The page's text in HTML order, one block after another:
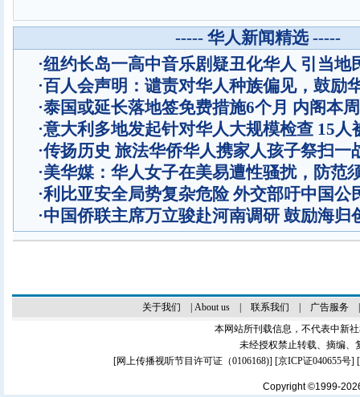
----- 华人新闻精选 -----
·纽约长岛一高中音乐剧疑丑化华人 引当地
·百人会声明：谴责对华人种族偏见，鼓励
·泰国或延长落地签免费措施6个月 内阁本
·意大利多地发起针对华人大规模检查 15人
·传扬历史 旅法华侨华人携家人孩子祭扫一
·美华媒：华人女子在美易遭性骚扰，防范
·利比亚安全局势复杂危险 外交部吁中国公
·中国侨联主席万立骏赴河南调研 鼓励海归
关于我们 About us| 联系我们 广告服务
本网站所刊载信息，不代表中新
未经授权禁止转载、摘编、
[网上传播视听节目许可证（0106168)] [京ICP证040655号]
Copyright ©1999-